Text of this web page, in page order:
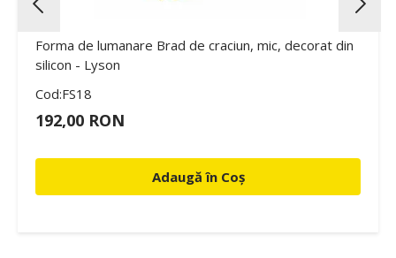
Forma de lumanare Brad de craciun, mic, decorat din
silicon - Lyson
Cod:FS18
192,00 RON
Adaugă în Coș